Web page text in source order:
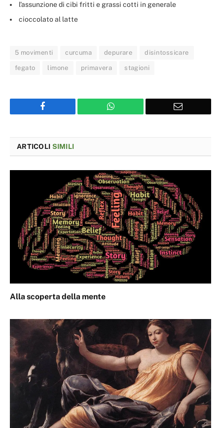
l’assunzione di cibi fritti e grassi cotti in generale
cioccolato al latte
5 movimenti curcuma depurare disintossicare
fegato limone primavera stagioni
WhatsApp Email
ARTICOLI SIMILI
Alla scoperta della mente